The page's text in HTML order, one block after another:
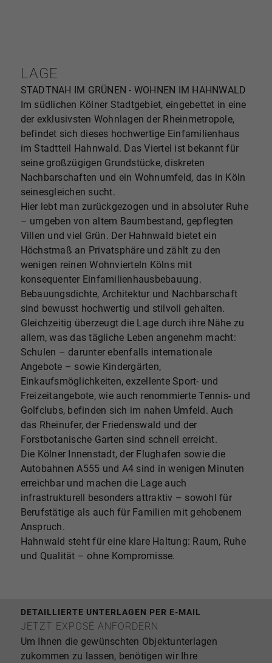
LAGE
STADTNAH IM GRÜNEN - WOHNEN IM HAHNWALD
Im südlichen Kölner Stadtgebiet, eingebettet in eine
der exklusivsten Wohnlagen der Rheinmetropole,
befindet sich dieses hochwertige Einfamilienhaus
im Stadtteil Hahnwald. Das Viertel ist bekannt für
seine großzügigen Grundstücke, diskreten
Nachbarschaften und ein Wohnumfeld, das in Köln
seinesgleichen sucht.
Hier lebt man zurückgezogen und in absoluter Ruhe
– umgeben von altem Baumbestand, gepflegten
Villen und viel Grün. Der Hahnwald bietet ein
Höchstmaß an Privatsphäre und zählt zu den
wenigen reinen Wohnvierteln Kölns mit
konsequenter Einfamilienhausbebauung.
Bebauungsdichte, Architektur und Nachbarschaft
sind bewusst hochwertig und stilvoll gehalten.
Gleichzeitig überzeugt die Lage durch ihre Nähe zu
allem, was das tägliche Leben angenehm macht:
Schulen – darunter ebenfalls internationale
Angebote – sowie Kindergärten,
Einkaufsmöglichkeiten, exzellente Sport- und
Freizeitangebote, wie auch renommierte Tennis- und
Golfclubs, befinden sich im nahen Umfeld. Auch
das Rheinufer, der Friedenswald und der
Forstbotanische Garten sind schnell erreicht.
Die Kölner Innenstadt, der Flughafen sowie die
Autobahnen A555 und A4 sind in wenigen Minuten
erreichbar und machen die Lage auch
infrastrukturell besonders attraktiv – sowohl für
Berufstätige als auch für Familien mit gehobenem
Anspruch.
Hahnwald steht für eine klare Haltung: Raum, Ruhe
und Qualität – ohne Kompromisse.
DETAILLIERTE UNTERLAGEN PER E-MAIL
JETZT EXPOSÉ ANFORDERN
Um Ihnen die gewünschten Objektunterlagen
zukommen zu lassen, benötigen wir Ihre